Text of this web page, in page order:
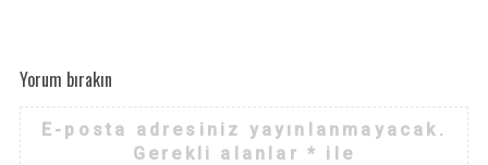
Yorum bırakın
E-posta adresiniz yayınlanmayacak.
Gerekli alanlar* ile